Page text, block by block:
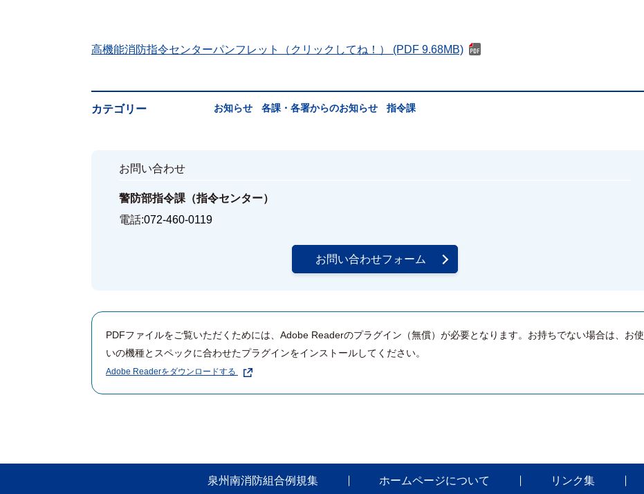
高機能消防指令センターパンフレット（クリックしてね！） (PDF 9.68MB)
カテゴリー お知らせ 各課・各署からのお知らせ 指令課
お問い合わせ
警防部指令課（指令センター）
電話:072-460-0119
お問い合わせフォーム
PDFファイルをご覧いただくためには、Adobe Readerのプラグイン（無償）が必要となります。お持ちでない場合は、お使
いの機種とスペックに合わせたプラグインをインストールしてください。
Adobe Readerをダウンロードする
泉州南消防組合例規集 ホームページについて リンク集